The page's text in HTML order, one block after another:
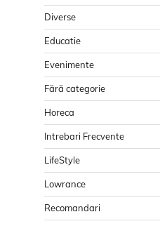
Diverse
Educatie
Evenimente
Fără categorie
Horeca
Intrebari Frecvente
LifeStyle
Lowrance
Recomandari